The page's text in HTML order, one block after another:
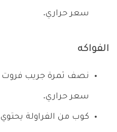
سعر حراري.
الفواكه
سعر حراري.